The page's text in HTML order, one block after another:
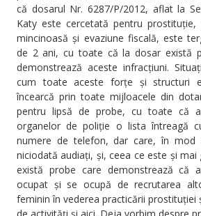
că dosarul Nr. 6287/P/2012, aflat la
Katy este cercetată pentru prostituție,
mincinoasă și evaziune fiscală, este
de 2 ani, cu toate că la dosar există
demonstrează aceste infracțiuni.
cum toate aceste forțe și structuri
încearcă prin toate mijloacele din
pentru lipsă de probe, cu toate că
organelor de poliție o lista întreagă
numere de telefon, dar care, în mod
niciodată audiați, și, ceea ce este și
există probe care demonstrează că
ocupat și se ocupă de recrutarea
feminin în vederea practicării prostituției
de activități și aici. Deja vorbim despre